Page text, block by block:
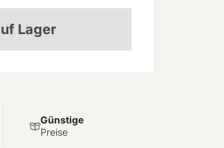
Lager
Günstige
Preise